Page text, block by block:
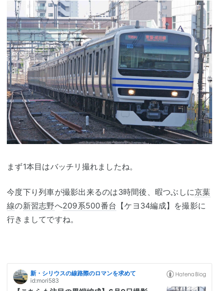
まず1本目はバッチリ撮れましたね。
今度下り列車が撮影出来るのは3時間後、暇つぶしに京葉
線の新習志野へ209系500番台 【ケヨ34編成】を撮影に
行きましてですね。